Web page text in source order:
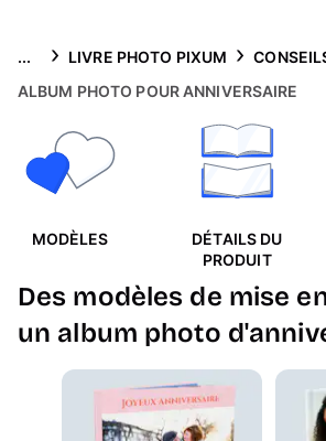
... LIVRE PHOTO PIXUM
ALBUM PHOTO POUR ANNIVERSAIRE
MODÈLES
DÉTAILS DU
PRODUIT
Des modèles de mise
un album photo